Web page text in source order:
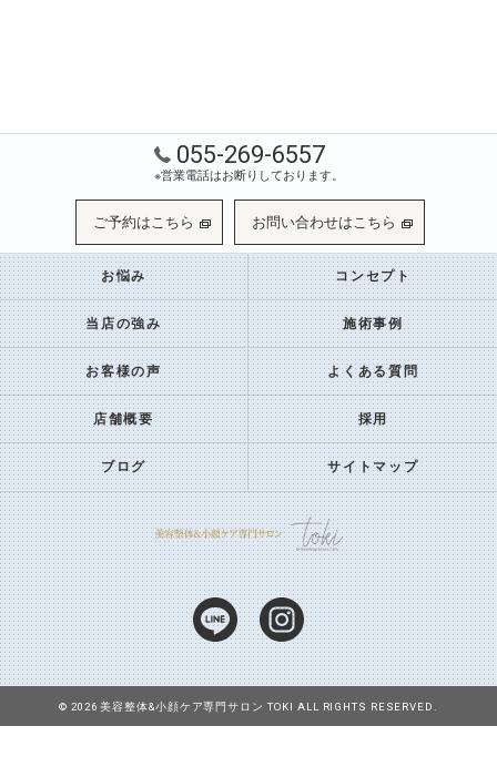
055-269-6557
※営業電話はお断りしております。
ご予約はこちら お問い合わせはこちら
お悩み コンセプト
当店の強み 施術事例
お客様の声 よくある質問
店舗概要 採用
ブログ サイトマップ
© 2026 美容整体&小顔ケア専門サロン TOKI ALL RIGHTS RESERVED.